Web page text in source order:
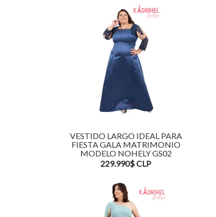
VESTIDO LARGO IDEAL PARA
FIESTA GALA MATRIMONIO
MODELO NOHELY GS02
229.990$ CLP